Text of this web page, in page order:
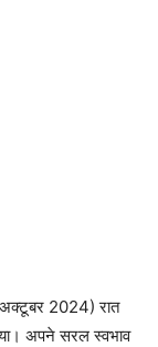
2024) रात
अपने सरल स्वभाव